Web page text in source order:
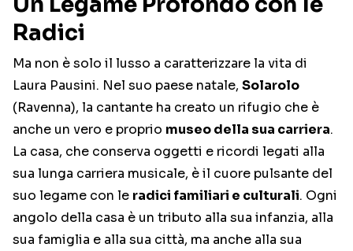
Radici
Ma non è solo il lusso a caratterizzare la vita di
Laura Pausini. Nel suo paese natale, Solarolo
(Ravenna), la cantante ha creato un rifugio che è
anche un vero e proprio museo della sua carriera.
La casa, che conserva oggetti e ricordi legati alla
sua lunga carriera musicale, è il cuore pulsante del
suo legame con le radici familiari e culturali. Ogni
angolo della casa è un tributo alla sua infanzia, alla
sua famiglia e alla sua città, ma anche alla sua